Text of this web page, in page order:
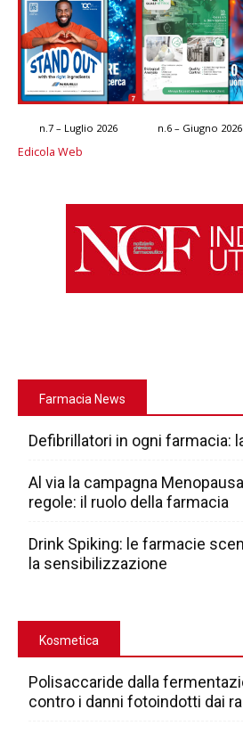
n.7 – Luglio 2026 n.6 – Giugno 2026
Edicola Web
Farmacia News
Defibrillatori in ogni farmacia:
Al via la campagna
regole: il ruolo della farmacia
Drink Spiking: le farmacie
la sensibilizzazione
Kosmetica
Polisaccaride dalla
contro i danni fotoindotti dai